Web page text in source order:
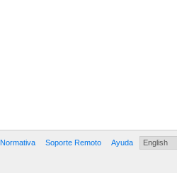
Normativa Soporte Remoto Ayuda